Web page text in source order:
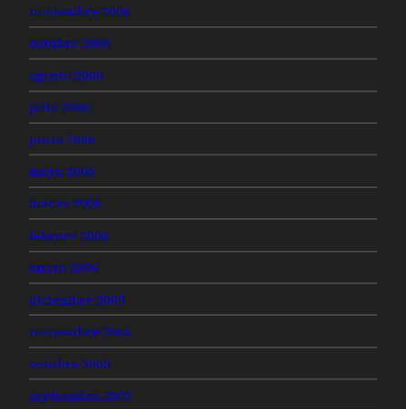
noviembre 2006
octubre 2006
agosto 2006
julio 2006
junio 2006
mayo 2006
marzo 2006
febrero 2006
enero 2006
diciembre 2005
noviembre 2005
octubre 2005
septiembre 2005